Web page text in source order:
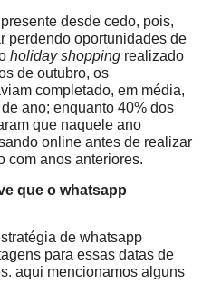
desde cedo, pois,
perdendo oportunidades de
holiday shopping realizado
de outubro, os
completado, em média,
ano; enquanto 40% dos
que naquele ano
online antes de realizar
com anos anteriores.
que o whatsapp
de whatsapp
para essas datas de
aqui mencionamos alguns